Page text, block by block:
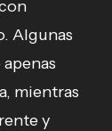
Algunas
mientras
y